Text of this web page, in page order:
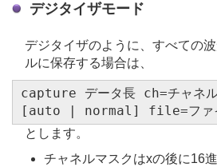
デジタイザモード
デジタイザのように、すべての
ルに保存する場合は、
capture データ長 ch=チャネ
[auto | normal] file=ファ
とします。
チャネルマスクはxの後に16